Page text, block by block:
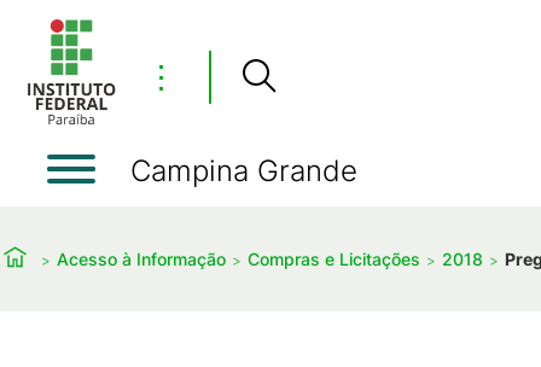
⋮
Campina Grande
Acesso à Informação Compras e Licitações 2018